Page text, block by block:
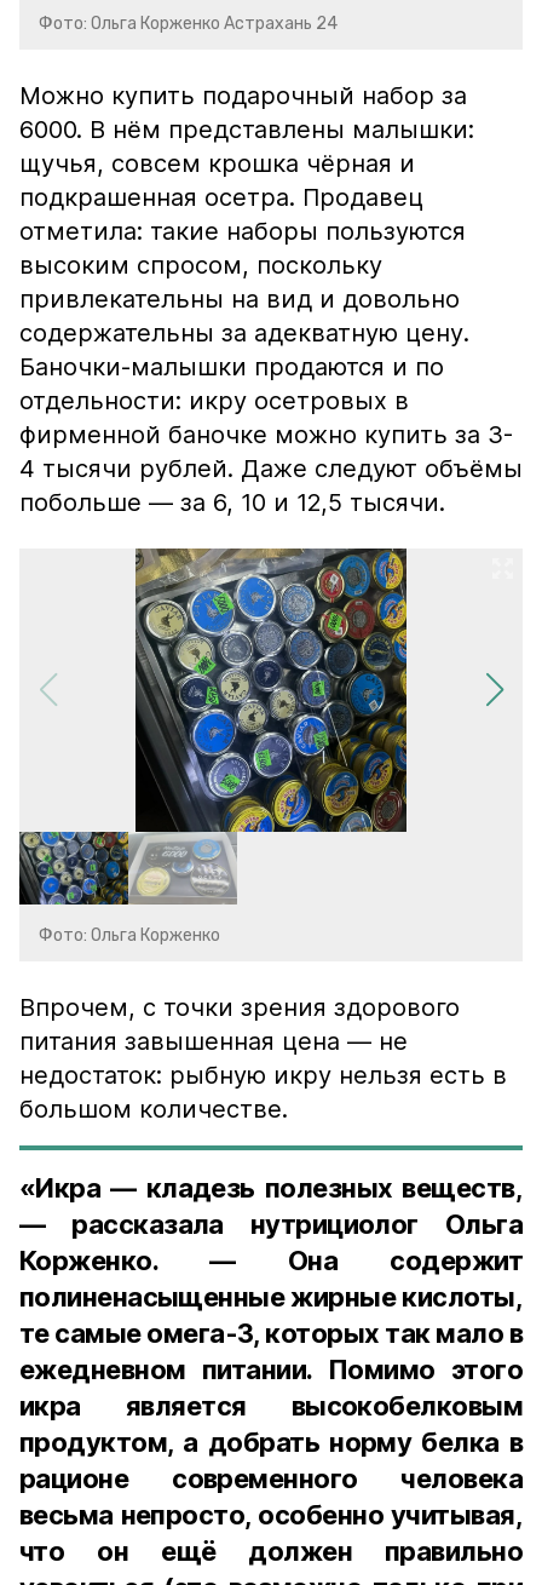
Фото: Ольга Корженко Астрахань 24
Можно купить подарочный набор за
6000. В нём представлены малышки:
щучья, совсем крошка чёрная и
подкрашенная осетра. Продавец
отметила: такие наборы пользуются
высоким спросом, поскольку
привлекательны на вид и довольно
содержательны за адекватную цену.
Баночки-малышки продаются и по
отдельности: икру осетровых в
фирменной баночке можно купить за 3-
4 тысячи рублей. Даже следуют объёмы
побольше — за 6, 10 и 12,5 тысячи.
Фото: Ольга Корженко
Впрочем, с точки зрения здорового
питания завышенная цена — не
недостаток: рыбную икру нельзя есть в
большом количестве.
«Икра — кладезь полезных веществ,
— рассказала нутрициолог Ольга
Корженко. — Она содержит
полиненасыщенные жирные кислоты,
те самые омега-3, которых так мало в
ежедневном питании. Помимо этого
икра является высокобелковым
продуктом, а добрать норму белка в
рационе современного человека
весьма непросто, особенно учитывая,
что он ещё должен правильно